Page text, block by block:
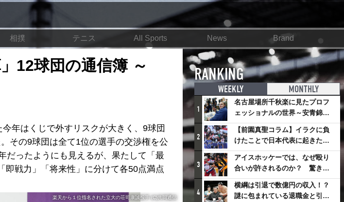
相撲 テニス All Sports News Brand
12球団の通信簿 ～
年はくじで外すリスクが大きく、9球団
その9球団は全て1位の選手の交渉権を公
だったようにも見えるが、果たして「最
即戦力」「将来性」に分けて各50点満点
楽天から１位指名された立大の荘司康誠投手 (C)共同通信
RANKING
WEEKLY MONTHLY
1
名古屋場所千秋楽に見たプロフ
ェッショナルの世界～安青錦の
優勝を巡るさまざまなドラマ
2
【前園真聖コラム】イラクに負
けたことで日本代表に起きたプ
ラスとは
3
アイスホッケーでは、なぜ殴り
合いが許されるのか？ 驚きの
「ファイティング」ルールにつ
いて
4
横綱は引退で数億円の収入！？
謎に包まれている退職金と引退